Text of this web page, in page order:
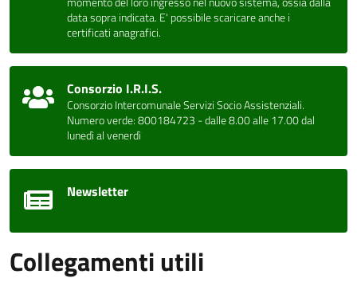
data sopra indicata. E' possibile scaricare anche i
certificati anagrafici.
Consorzio I.R.I.S.
Consorzio Intercomunale Servizi Socio Assistenziali.
Numero verde: 800184723 - dalle 8.00 alle 17.00 dal
lunedì al venerdì
Newsletter
Collegamenti utili